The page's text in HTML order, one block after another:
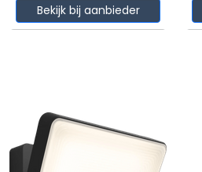
Bekijk bij aanbieder